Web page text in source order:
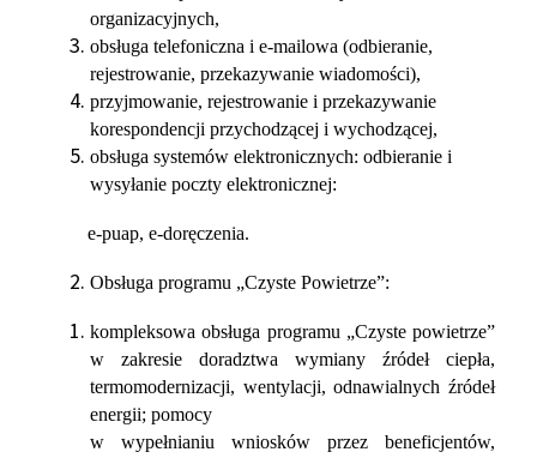
organizacyjnych,
obsługa telefoniczna i e-mailowa (odbieranie,
rejestrowanie, przekazywanie wiadomości),
przyjmowanie, rejestrowanie i przekazywanie
korespondencji przychodzącej i wychodzącej,
obsługa systemów elektronicznych: odbieranie i
wysyłanie poczty elektronicznej:
e-puap, e-doręczenia.
Obsługa programu „Czyste Powietrze”:
kompleksowa obsługa programu „Czyste powietrze”
w zakresie doradztwa wymiany źródeł ciepła,
termomodernizacji, wentylacji, odnawialnych źródeł
energii; pomocy
w wypełnianiu wniosków przez beneficjentów,